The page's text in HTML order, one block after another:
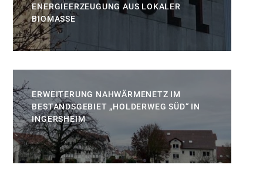
ENERGIEERZEUGUNG AUS LOKALER
BIOMASSE
ERWEITERUNG NAHWÄRMENETZ IM
BESTANDSGEBIET „HOLDERWEG SÜD“ IN
INGERSHEIM